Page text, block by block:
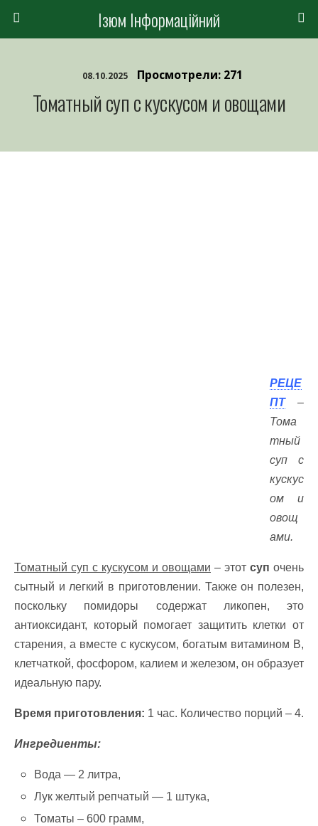
Ізюм Інформаційний
08.10.2025 Просмотрели: 271
Томатный суп с кускусом и овощами
РЕЦЕ
ПТ
–
Тома
тный
суп с
кускус
ом и
овощ
ами.
Томатный суп с кускусом и овощами – этот суп очень
сытный и легкий в приготовлении. Также он полезен,
поскольку помидоры содержат ликопен, это
антиоксидант, который помогает защитить клетки от
старения, а вместе с кускусом, богатым витамином В,
клетчаткой, фосфором, калием и железом, он образует
идеальную пару.
Время приготовления: 1 час. Количество порций – 4.
Ингредиенты:
Вода — 2 литра,
Лук желтый репчатый — 1 штука,
Томаты – 600 грамм,